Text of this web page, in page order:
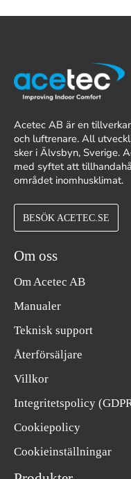
Acetec AB är en
och luftrenare. All
sker i Älvsbyn, Sverige.
med syftet att
området inomhusklimat.
BESÖK ACETEC.SE
Om oss
Om Acetec AB
Manualer
Teknisk support
Återförsäljare
Villkor
Integritetspolicy
Cookiepolicy
Cookieinställningar